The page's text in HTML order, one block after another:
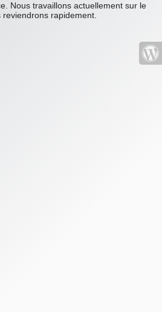
Nous travaillons actuellement sur le
rapidement.